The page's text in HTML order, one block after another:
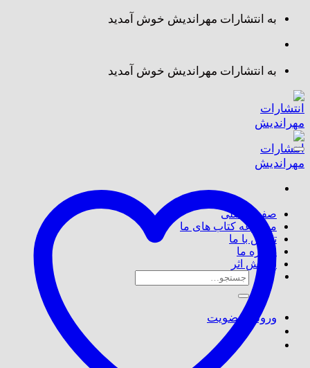
Skip
content
به انتشارات مهراندیش خوش آمدید
به انتشارات مهراندیش خوش آمدید
صفحه اصلی
مجموعه کتاب های ما
تماس با ما
درباره ما
پذیرش اثر
جستجو
برای:
ورود / عضویت